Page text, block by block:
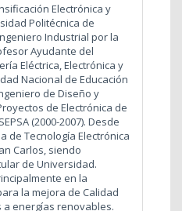
Electrónica y
Politécnica de
Industrial por la
Ayudante del
Eléctrica, Electrónica y
Nacional de Educación
de Diseño y
de Electrónica de
(2000-2007). Desde
de Tecnología Electrónica
Carlos, siendo
de Universidad.
en la
la mejora de Calidad
a energías renovables.